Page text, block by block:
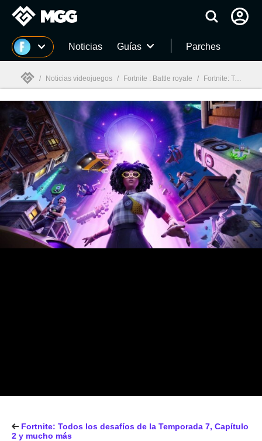
MGG Noticias Guías Parches
MGG
/ Noticias videojuegos / Fortnite : Battle royale / Fortnite: Todos los desafíos de la Temporada 7, Capítulo 2 y mucho más
Fortnite: Todos los desafíos de la Temporada 7, Capítulo
2 y mucho más